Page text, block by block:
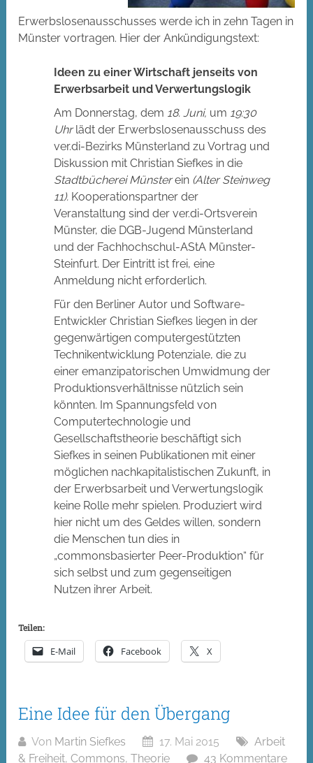
Erwerbslosenausschusses werde ich in zehn Tagen in
Münster vortragen. Hier der Ankündigungstext:
Ideen zu einer Wirtschaft jenseits von
Erwerbsarbeit und Verwertungslogik
Am Donnerstag, dem 18. Juni, um 19:30
Uhrlädt der Erwerbslosenausschuss des
ver.di-Bezirks Münsterland zu Vortrag und
Diskussion mit Christian Siefkes in die
Stadtbücherei Münsterein (Alter Steinweg
11). Kooperationspartner der
Veranstaltung sind der ver.di-Ortsverein
Münster, die DGB-Jugend Münsterland
und der Fachhochschul-AStA Münster-
Steinfurt. Der Eintritt ist frei, eine
Anmeldung nicht erforderlich.
Für den Berliner Autor und Software-
Entwickler Christian Siefkes liegen in der
gegenwärtigen computergestützten
Technikentwicklung Potenziale, die zu
einer emanzipatorischen Umwidmung der
Produktionsverhältnisse nützlich sein
könnten. Im Spannungsfeld von
Computertechnologie und
Gesellschaftstheorie beschäftigt sich
Siefkes in seinen Publikationen mit einer
möglichen nachkapitalistischen Zukunft, in
der Erwerbsarbeit und Verwertungslogik
keine Rolle mehr spielen. Produziert wird
hier nicht um des Geldes willen, sondern
die Menschen tun dies in
„commonsbasierter Peer-Produktion“ für
sich selbst und zum gegenseitigen
Nutzen ihrer Arbeit.
Teilen:
E-Mail Facebook X
Eine Idee für den Übergang
Von Martin Siefkes 17. Mai 2015
Arbeit
& Freiheit,Commons,Theorie 43 Kommentare